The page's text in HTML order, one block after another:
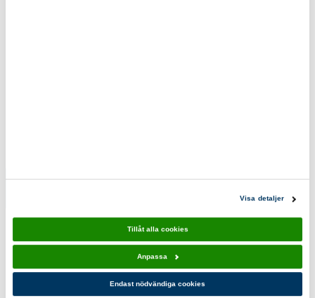
Visa detaljer
Tillåt alla cookies
Anpassa
Endast nödvändiga cookies
110,00 kr
Du kanske också gillar!